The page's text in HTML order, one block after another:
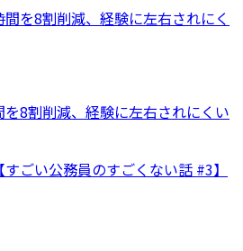
8割削減、経験に左右されにくい